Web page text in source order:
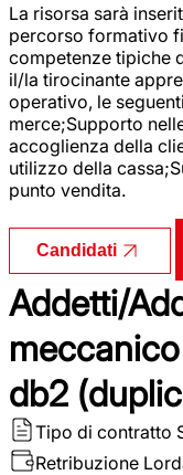
La risorsa sarà
percorso formativo
competenze tipiche
il/la tirocinante
operativo, le
merce;Supporto
accoglienza della
utilizzo della
punto vendita.
Candidati
Addetti/
db2
Tipo di contratto
Retribuzione